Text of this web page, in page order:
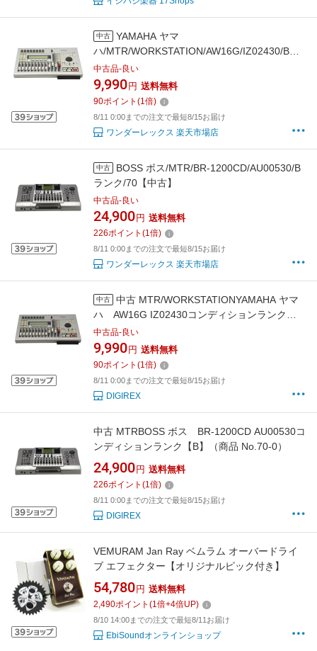
中古
YAMAHA ヤマ
ハ/MTR/WORKSTATION/AW16G/IZ02430/Bラ
ンク/70【中古】
中古品-良い
9,990 円 送料無料
90ポイント (1倍)
8/11 0:00までの注文で最短8/15お届け
ワンダーレックス 楽天市場店
中古
BOSS ボス/MTR/BR-1200CD/AU00530/B
ランク/70【中古】
中古品-良い
24,900 円 送料無料
226ポイント (1倍)
8/11 0:00までの注文で最短8/15お届け
ワンダーレックス 楽天市場店
中古
中古 MTR/WORKSTATIONYAMAHA ヤマ
ハ AW16G IZ02430コンディションランク
【B】（商品 No.70-0）
中古品-良い
9,990 円 送料無料
90ポイント (1倍)
8/11 0:00までの注文で最短8/15お届け
DIGIREX
中古 MTRBOSS ボス BR-1200CD AU00530コ
ンディションランク【B】（商品 No.70-0）
24,900 円 送料無料
226ポイント (1倍)
8/11 0:00までの注文で最短8/15お届け
DIGIREX
VEMURAM Jan Ray ベムラム オーバードライ
ブ エフェクター【オリジナルピック付き】
54,780 円 送料無料
2,490ポイント (1倍+4倍UP)
8/10 14:00までの注文で最短8/11お届け
EbiSoundオンラインショップ